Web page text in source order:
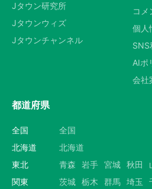
Jタウン研究所
Jタウンウィズ
Jタウンチャンネル
コメ
個人
SNS
AIポ
会社
都道府県
全国
全国
北海道
北海道
東北
青森 岩手 宮城 秋田
関東
茨城 栃木 群馬 埼玉